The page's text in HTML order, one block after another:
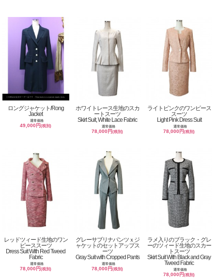
ロングジャケット/Rong
Jacket
通常価格
49,000円(税別)
ホワイトレース生地のスカ
ートスーツ
Skirt Suit, White Lace Fabric
通常価格
78,000円(税別)
ライトピンクのワンピース
スーツ
Light Pink Dress Suit
通常価格
78,000円(税別)
レッドツィード生地のワン
ピーススーツ
Dress Suit With Red Tweed
Fabric
通常価格
78,000円(税別)
グレーサブリナパンツｘジ
ャケットのセットアップス
ーツ
Gray Suit with Cropped Pants
通常価格
78,000円(税別)
ラメ入りのブラック・グレ
ーのツィード生地のスカー
トスーツ
Skirt Suit With Black and Gray
Tweed Fabric
通常価格
78,000円(税別)